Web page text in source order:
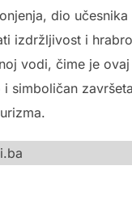
dio
izdržljivost i
vodi, čime je ovaj
simboličan